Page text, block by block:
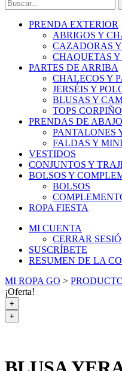
PRENDA EXTERIOR
ABRIGOS Y
CAZADORAS
CHAQUETAS
PARTES DE ARRIBA
CHALECOS Y
JERSÉIS Y
BLUSAS Y
TOPS
PRENDAS DE ABAJO
PANTALONES
FALDAS Y
VESTIDOS
CONJUNTOS Y
BOLSOS Y
BOLSOS
ROPA FIESTA
MI CUENTA
CERRAR
SUSCRÍBETE
RESUMEN DE LA
MI ROPA GO >
¡Oferta!
+
+